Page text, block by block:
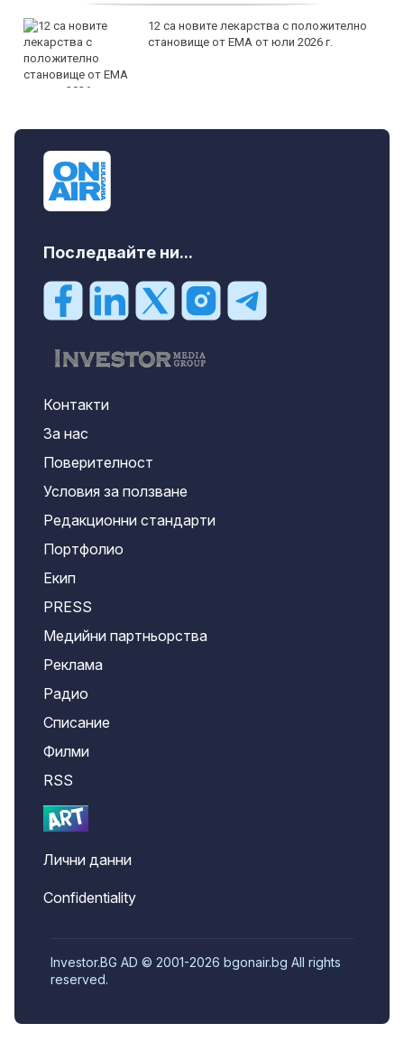
12 са новите лекарства с положително
становище от ЕМА от юли 2026 г.
Последвайте ни...
Контакти
За нас
Поверителност
Условия за ползване
Редакционни стандарти
Портфолио
Екип
PRESS
Медийни партньорства
Реклама
Радио
Списание
Филми
RSS
Лични данни
Confidentiality
Investor.BG AD © 2001-2026 bgonair.bg All rights
reserved.